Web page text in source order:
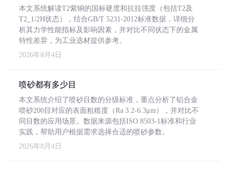
本文系统解读T2紫铜的国标硬度和抗拉强度（包括T2及
T2_1/2H状态），结合GB/T 5231-2012标准数据，详细分
析其力学性能指标及影响因素，并对比不同状态下的金属
特性差异，为工业选材提供参考。
2026年8月4日
喷砂都有多少目
本文系统介绍了喷砂目数的分级标准，重点分析了铝合金
喷砂200目对应的表面粗糙度（Ra 3.2-6.3μm），并对比不
同目数的应用场景。数据来源包括ISO 8503-1标准和行业
实践，帮助用户根据需求选择合适的喷砂参数。
2026年8月4日